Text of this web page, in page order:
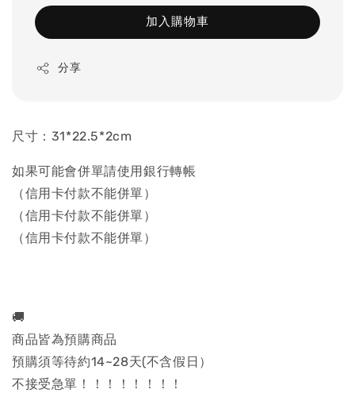
加入購物車
分享
尺寸：31*22.5*2cm
如果可能會併單請使用銀行轉帳
（信用卡付款不能併單）
（信用卡付款不能併單）
（信用卡付款不能併單）
🚚
商品皆為預購商品
預購須等待約14~28天(不含假日）
不接受急單！！！！！！！！